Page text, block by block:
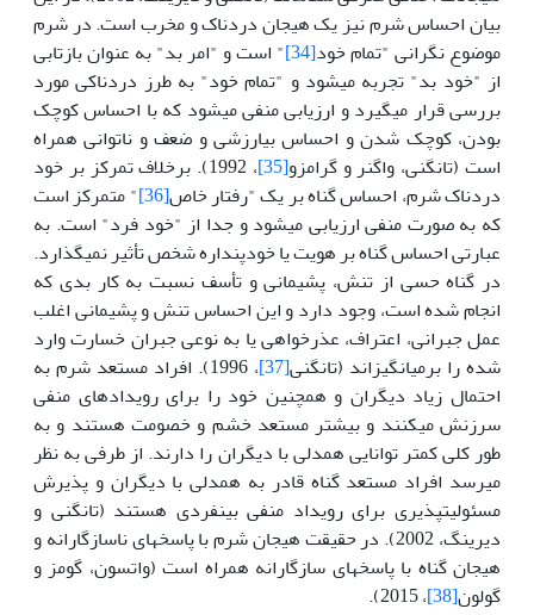
بیان احساس شرم نیز یک هیجان دردناک و مخرب است. در شرم
موضوع نگرانی "تمام خود[34]
" است و "امر بد" به عنوان بازتابی
از "خود بد" تجربه می­شود و "تمام خود" به طرز دردناکی مورد
بررسی قرار می­گیرد و ارزیابی منفی می­شود که با احساس کوچک
بودن، کوچک شدن و احساس بی­ارزشی و ضعف و ناتوانی همراه
است (تانگنی، واگنر و گرامزو[35]
، 1992). برخلاف تمرکز بر خود
دردناک شرم، احساس گناه بر یک "رفتار خاص[36]
" متمرکز است
که به صورت منفی ارزیابی می­شود و جدا از "خود فرد" است. به
عبارتی احساس گناه بر هویت یا خودپنداره شخص تأثیر نمی­گذارد.
در گناه حسی از تنش، پشیمانی و تأسف نسبت به کار بدی که
انجام شده است، وجود دارد و این احساس تنش و پشیمانی اغلب
عمل جبرانی، اعتراف، عذرخواهی یا به نوعی جبران خسارت وارد
شده را برمی­انگیزاند (تانگنی[37]
، 1996). افراد مستعد شرم به
احتمال زیاد دیگران و همچنین خود را برای رویدادهای منفی
سرزنش می­کنند و بیشتر مستعد خشم و خصومت هستند و به
طور کلی کمتر توانایی همدلی با دیگران را دارند. از طرفی به نظر
می­رسد افراد مستعد گناه قادر به همدلی با دیگران و پذیرش
مسئولیت­پذیری برای رویداد منفی بین­فردی هستند (تانگنی و
دیرینگ، 2002). در حقیقت هیجان شرم با پاسخ­های ناسازگارانه و
هیجان گناه با پاسخ­های سازگارانه همراه است (واتسون، گومز و
گولون[38]
، 2015).